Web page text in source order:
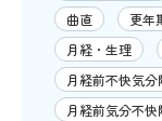
曲直
更年
月経・生理
月経前不快気分
月経前気分不快